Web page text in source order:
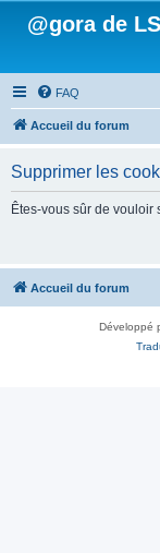
@gora de
FAQ
Accueil du forum
Supprimer les
Êtes-vous sûr de
Accueil du forum
Développé